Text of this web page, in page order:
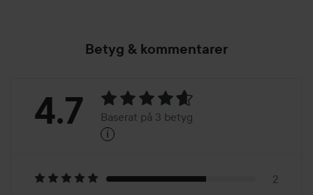
Betyg & kommentarer
Betyg:
Baserat
4.7 Baserat på 3 betyg
i
2